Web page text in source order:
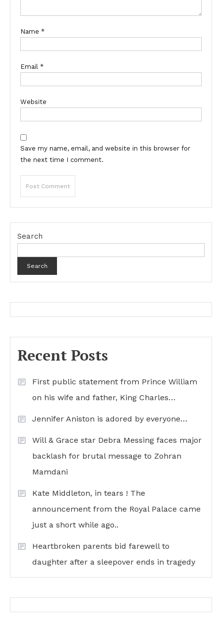
Name *
Email *
Website
Save my name, email, and website in this browser for
the next time I comment.
Search
Search
Recent Posts
First public statement from Prince William
on his wife and father, King Charles…
Jennifer Aniston is adored by everyone…
Will & Grace star Debra Messing faces major
backlash for brutal message to Zohran
Mamdani
Kate Middleton, in tears ! The
announcement from the Royal Palace came
just a short while ago..
Heartbroken parents bid farewell to
daughter after a sleepover ends in tragedy